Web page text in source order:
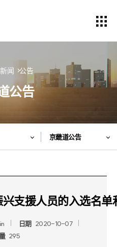
闻 公告
公告
京畿道公告
支援人员的入选名单
日期 2020-10-07
295